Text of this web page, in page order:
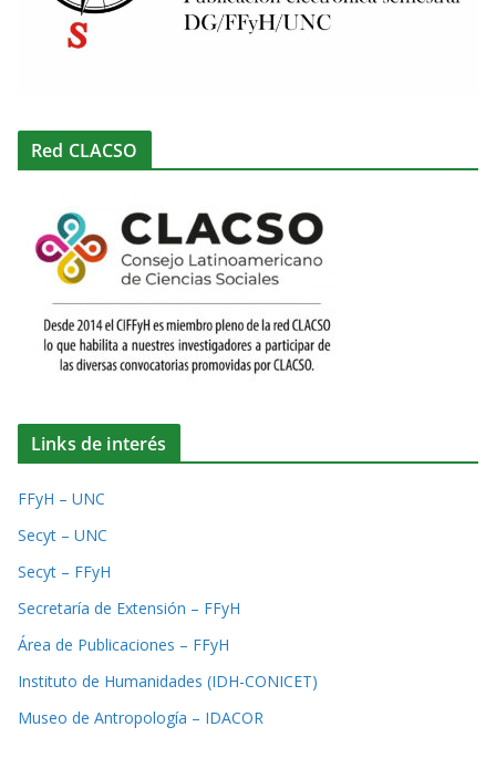
Red CLACSO
Links de interés
FFyH – UNC
Secyt – UNC
Secyt – FFyH
Secretaría de Extensión – FFyH
Área de Publicaciones – FFyH
Instituto de Humanidades (IDH-CONICET)
Museo de Antropología – IDACOR